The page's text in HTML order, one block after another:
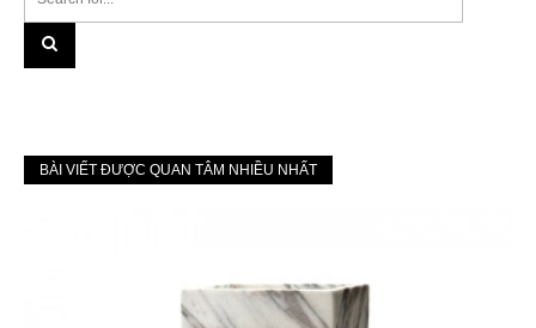
BÀI VIẾT ĐƯỢC QUAN TÂM NHIỀU NHẤT